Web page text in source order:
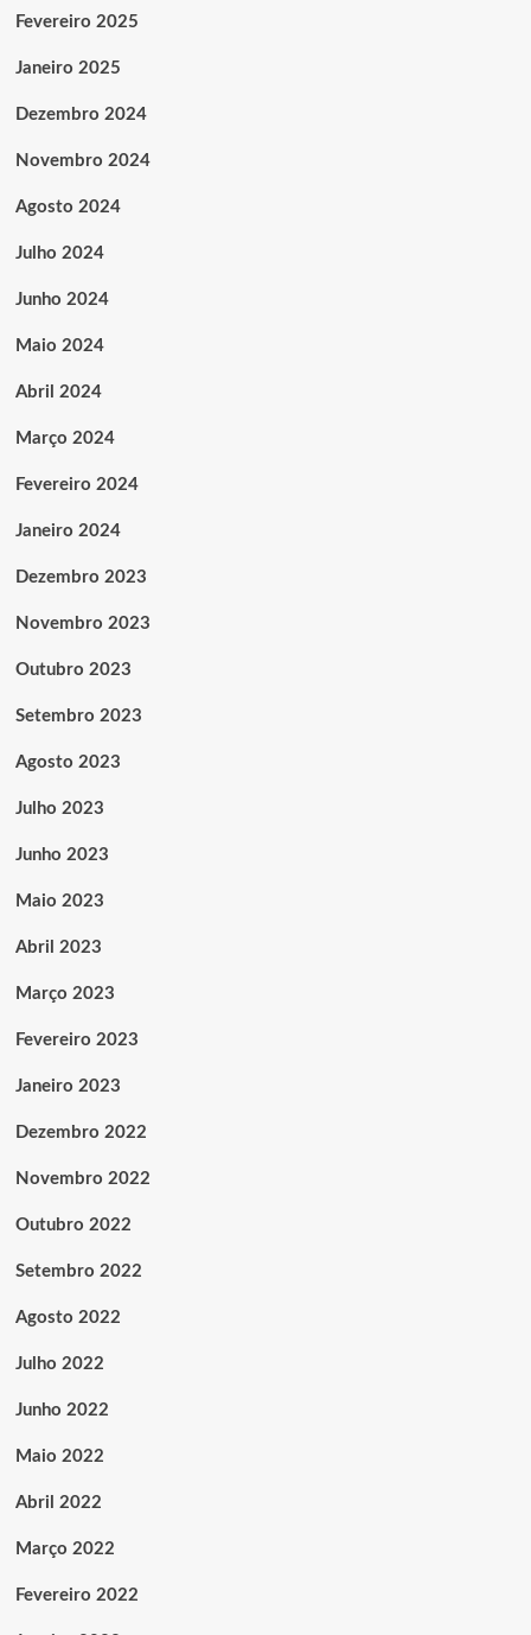
Fevereiro 2025
Janeiro 2025
Dezembro 2024
Novembro 2024
Agosto 2024
Julho 2024
Junho 2024
Maio 2024
Abril 2024
Março 2024
Fevereiro 2024
Janeiro 2024
Dezembro 2023
Novembro 2023
Outubro 2023
Setembro 2023
Agosto 2023
Julho 2023
Junho 2023
Maio 2023
Abril 2023
Março 2023
Fevereiro 2023
Janeiro 2023
Dezembro 2022
Novembro 2022
Outubro 2022
Setembro 2022
Agosto 2022
Julho 2022
Junho 2022
Maio 2022
Abril 2022
Março 2022
Fevereiro 2022